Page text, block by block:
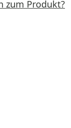
zum Produkt?